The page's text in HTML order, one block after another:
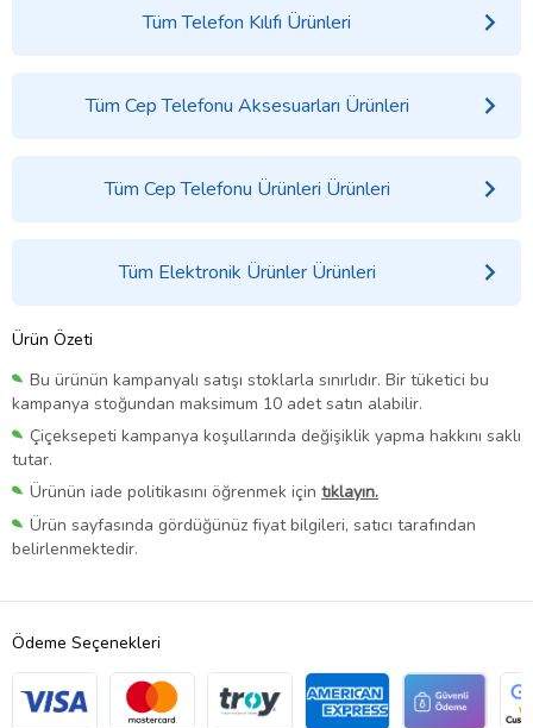
Tüm Telefon Kılıfı Ürünleri
Tüm Cep Telefonu Aksesuarları Ürünleri
Tüm Cep Telefonu Ürünleri Ürünleri
Tüm Elektronik Ürünler Ürünleri
Ürün Özeti
Bu ürünün kampanyalı satışı stoklarla sınırlıdır. Bir tüketici bu
kampanya stoğundan maksimum 10 adet satın alabilir.
Çiçeksepeti kampanya koşullarında değişiklik yapma hakkını saklı
tutar.
Ürünün iade politikasını öğrenmek için tıklayın.
Ürün sayfasında gördüğünüz fiyat bilgileri, satıcı tarafından
belirlenmektedir.
Ödeme Seçenekleri